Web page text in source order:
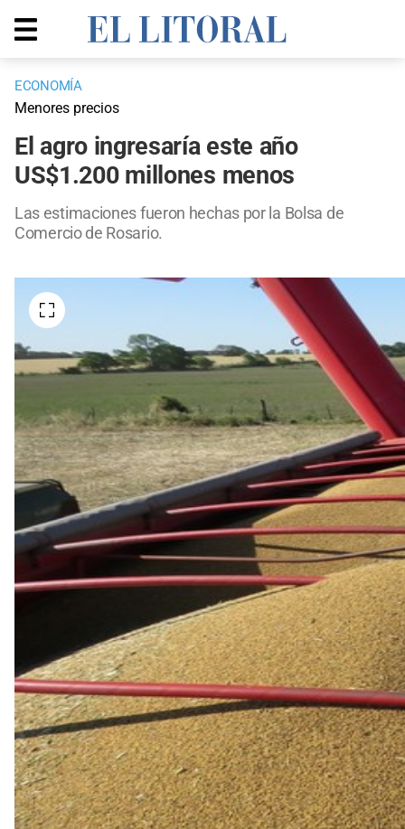
ECONOMÍA
Menores precios
El agro ingresaría este año
US$1.200 millones menos
Las estimaciones fueron hechas por la Bolsa de
Comercio de Rosario.